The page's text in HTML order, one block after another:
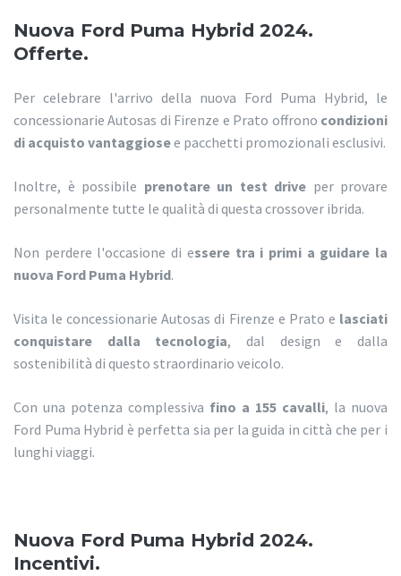
Nuova Ford Puma Hybrid 2024.
Offerte.
Per celebrare l'arrivo della nuova Ford Puma Hybrid, le
concessionarie Autosas di Firenze e Prato offrono condizioni
di acquisto vantaggiosee pacchetti promozionali esclusivi.
Inoltre, è possibile prenotare un test drive per provare
personalmente tutte le qualità di questa crossover ibrida.
Non perdere l'occasione di essere tra i primi a guidare la
nuova Ford Puma Hybrid.
Visita le concessionarie Autosas di Firenze e Prato e lasciati
conquistare dalla tecnologia, dal design e dalla
sostenibilità di questo straordinario veicolo.
Con una potenza complessiva fino a 155 cavalli, la nuova
Ford Puma Hybrid è perfetta sia per la guida in città che per i
lunghi viaggi.
Nuova Ford Puma Hybrid 2024.
Incentivi.